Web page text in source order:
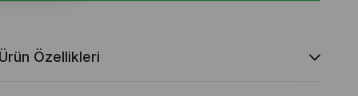
Ürün Özellikleri